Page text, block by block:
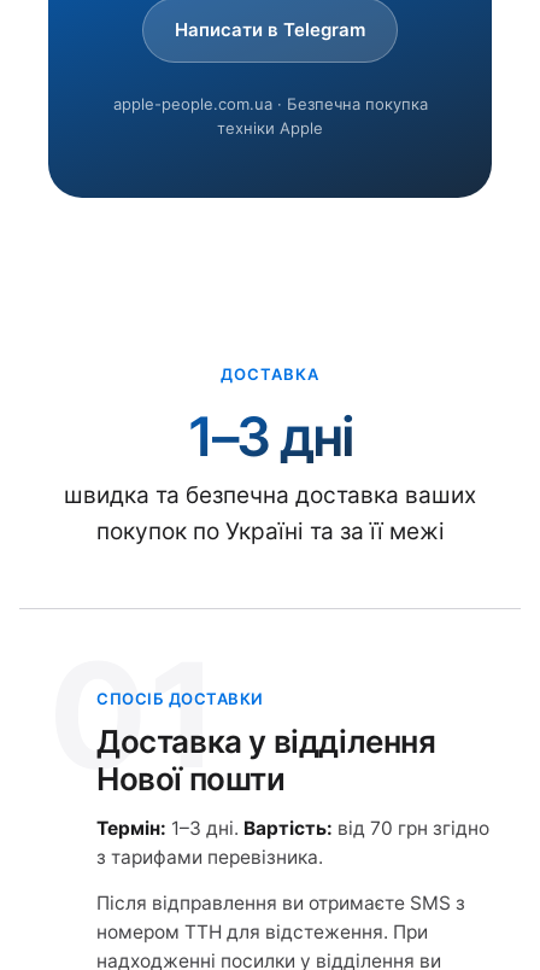
Написати в Telegram
apple-people.com.ua · Безпечна покупка
техніки Apple
ДОСТАВКА
1–3 дні
швидка та безпечна доставка ваших
покупок по Україні та за її межі
01
СПОСІБ ДОСТАВКИ
Доставка у відділення
Нової пошти
Термін: 1–3 дні. Вартість: від 70 грн згідно
з тарифами перевізника.
Після відправлення ви отримаєте SMS з
номером ТТН для відстеження. При
надходженні посилки у відділення ви